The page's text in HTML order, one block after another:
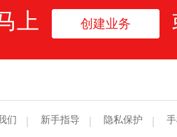
上 创建业务
们 新手指导 隐私保护